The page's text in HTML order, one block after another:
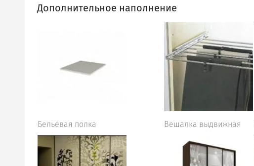
Дополнительное наполнение
Бельевая полка Вешалка выдвижная